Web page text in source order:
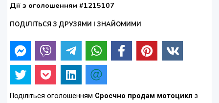
Дії з оголошенням #1215107
ПОДІЛІТЬСЯ З ДРУЗЯМИ І ЗНАЙОМИМИ
Поділіться оголошенням Сросчно продам мотоцикл з